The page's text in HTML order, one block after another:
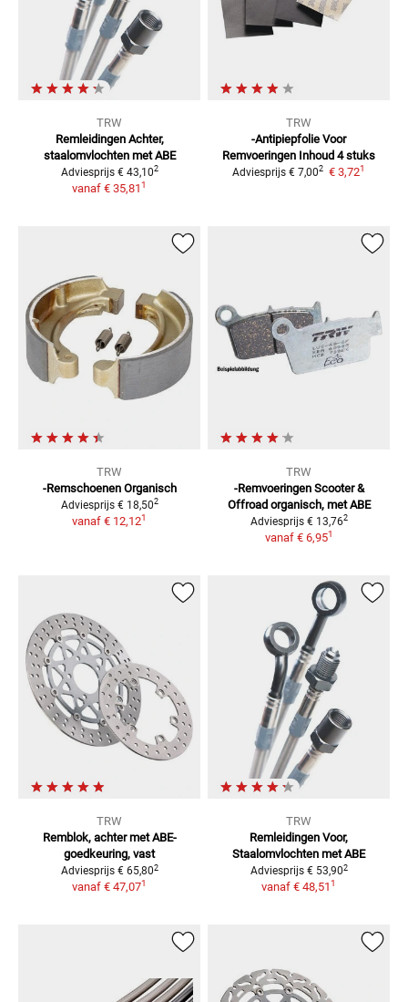
TRW
Remleidingen Achter,
staalomvlochten met ABE
Adviesprijs € 43,102
vanaf € 35,811
TRW
-Antipiepfolie Voor
Remvoeringen Inhoud 4 stuks
Adviesprijs € 7,002 € 3,721
TRW
-Remschoenen Organisch
Adviesprijs € 18,502
vanaf € 12,121
TRW
-Remvoeringen Scooter &
Offroad organisch, met ABE
Adviesprijs € 13,762
vanaf € 6,951
TRW
Remblok, achter met ABE-
goedkeuring, vast
Adviesprijs € 65,802
vanaf € 47,071
TRW
Remleidingen Voor,
Staalomvlochten met ABE
Adviesprijs € 53,902
vanaf € 48,511